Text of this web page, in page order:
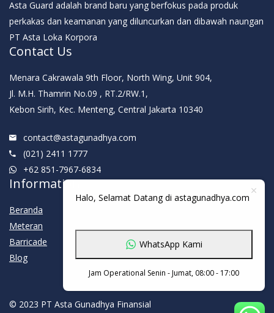
Asta Guard adalah brand baru yang berfokus pada produk
perkakas dan keamanan yang diluncurkan dan dibawah naungan
PT Asta Loka Korpora
Contact Us
Menara Cakrawala 9th Floor, North Wing, Unit 904,
Jl. M.H. Thamrin No.09 , RT.2/RW.1,
Kebon Sirih, Kec. Menteng, Central Jakarta 10340
contact@astagunadhya.com
(021) 2411 1777
+62 851-7967-6834
Information
Beranda
Meteran
Barricade
Blog
© 2023 PT Asta Gunadhya Finansial
Halo, Selamat Datang di astagunadhya.com
WhatsApp Kami
Jam Operational Senin - Jumat, 08:00 - 17:00